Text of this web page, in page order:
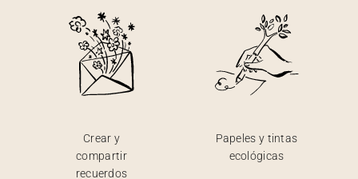
Crear y
compartir
recuerdos
Papeles y tintas
ecológicas